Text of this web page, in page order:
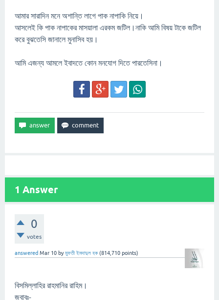
আমার সারাদিন মনে অশান্তি লাগে পাক নাপাকি নিয়ে।
আসলেই কি পাক নাপাকের মাসয়ালা এরকম জটিল।নাকি আমি বিষয় টাকে জটিল
করে বুঝতেসি জানালে মুনাসিব হয়।
আমি এজন্য আমলে ইবাদতে কোন মনযোগ দিতে পারতেসিনা।
1 Answer
0
votes
answered Mar 10 byমুফতী ইমদাদুল হক (814,710 points)
বিসমিল্লাহির রাহমানির রাহিম।
জবাবঃ-